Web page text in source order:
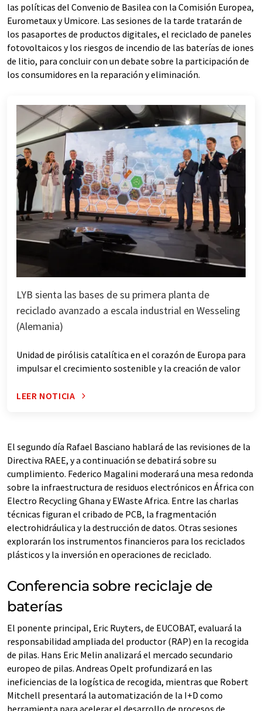
las políticas del Convenio de Basilea con la Comisión Europea,
Eurometaux y Umicore. Las sesiones de la tarde tratarán de
los pasaportes de productos digitales, el reciclado de paneles
fotovoltaicos y los riesgos de incendio de las baterías de iones
de litio, para concluir con un debate sobre la participación de
los consumidores en la reparación y eliminación.
LYB sienta las bases de su primera planta de
reciclado avanzado a escala industrial en Wesseling
(Alemania)
Unidad de pirólisis catalítica en el corazón de Europa para
impulsar el crecimiento sostenible y la creación de valor
LEER NOTICIA
El segundo día Rafael Basciano hablará de las revisiones de la
Directiva RAEE, y a continuación se debatirá sobre su
cumplimiento. Federico Magalini moderará una mesa redonda
sobre la infraestructura de residuos electrónicos en África con
Electro Recycling Ghana y EWaste Africa. Entre las charlas
técnicas figuran el cribado de PCB, la fragmentación
electrohidráulica y la destrucción de datos. Otras sesiones
explorarán los instrumentos financieros para los reciclados
plásticos y la inversión en operaciones de reciclado.
Conferencia sobre reciclaje de
baterías
El ponente principal, Eric Ruyters, de EUCOBAT, evaluará la
responsabilidad ampliada del productor (RAP) en la recogida
de pilas. Hans Eric Melin analizará el mercado secundario
europeo de pilas. Andreas Opelt profundizará en las
ineficiencias de la logística de recogida, mientras que Robert
Mitchell presentará la automatización de la I+D como